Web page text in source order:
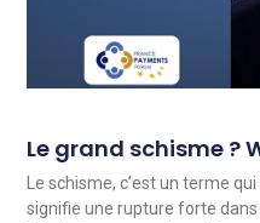
Le grand schisme ?
Le schisme, c’est un terme
signifie une rupture forte